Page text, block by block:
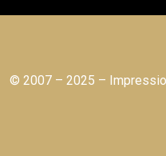
© 2007 – 2025 –